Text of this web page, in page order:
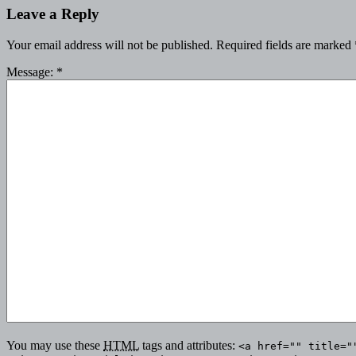
Leave a Reply
Your email address will not be published. Required fields are marked
Message: *
You may use these HTML tags and attributes: <a href=""